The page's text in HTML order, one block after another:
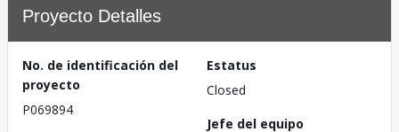
Proyecto Detalles
No. de identificación del
proyecto
P069894
Estatus
Closed
Jefe del equipo